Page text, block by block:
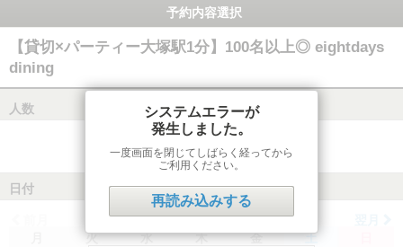
予約内容選択
【貸切×パーティー大塚駅1分】100名以上◎ eightdays
dining
人数
日付
火 水 木 金 土
システムエラーが
発生しました。
一度画面を閉じてしばらく経ってから
ご利用ください。
再読み込みする